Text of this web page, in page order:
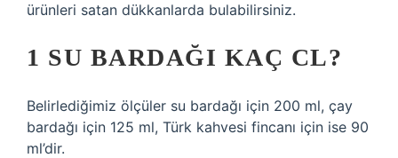
ürünleri satan dükkanlarda bulabilirsiniz.
1 SU BARDAĞI KAÇ CL?
Belirlediğimiz ölçüler su bardağı için 200 ml, çay
bardağı için 125 ml, Türk kahvesi fincanı için ise 90
ml’dir.